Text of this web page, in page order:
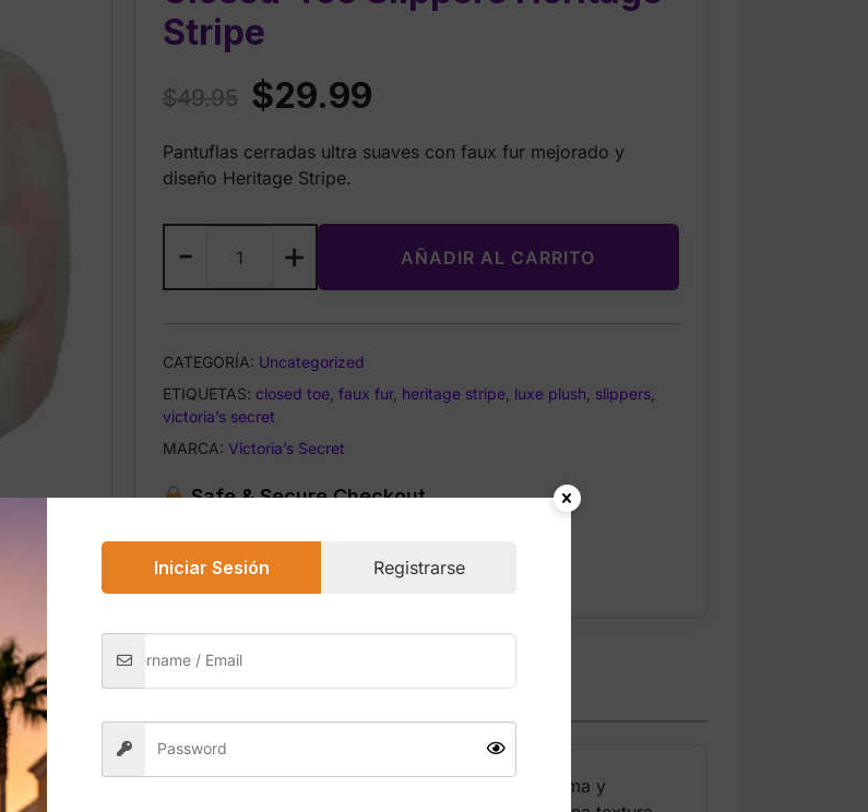
Stripe
$49.95 Original
was:
$29.99
is:
Pantuflas cerradas ultra suaves con faux fur mejorado y
diseño Heritage Stripe.
-
Secret
Luxe
Toe
Slippers
Heritage
Stripe
+ AÑADIR AL CARRITO
CATEGORÍA: Uncategorized
ETIQUETAS: closed toe faux fur, heritage stripe luxe plush slippers
victoria’s secret
MARCA: Victoria’s Secret
Safe & Secure Checkout
son pantuflas cerradas diseñadas para ofrecer suavidad extrema y
Iniciar Sesión Registrarse